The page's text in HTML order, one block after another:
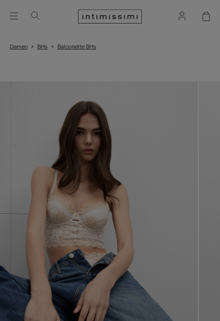
Damen BHs Balconette BHs